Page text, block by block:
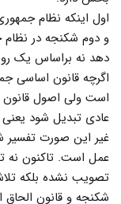
اول اینکه نظام
و دوم شکنجه در
دهد نه براساس یک
اگرچه قانون اساسی
است ولی اصول قانون
عادی تبدیل شود
غیر این صورت تفسیر
عمل است. تاکنون نه
تصویب نشده بلکه
شکنجه و قانون الحاق